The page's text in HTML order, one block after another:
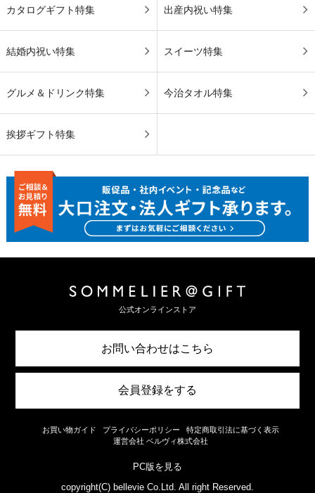
カタログギフト特集 出産内祝い特集
結婚内祝い特集 スイーツ特集
グルメ＆ドリンク特集 今治タオル特集
挨拶ギフト特集
公式オンラインストア
お問い合わせはこちら
会員登録をする
お買い物ガイド プライバシーポリシー
特定商取引法に基づく表示
運営会社 ベルヴィ株式会社
PC版を見る
copyright(C) bellevie Co.Ltd. All right Reserved.